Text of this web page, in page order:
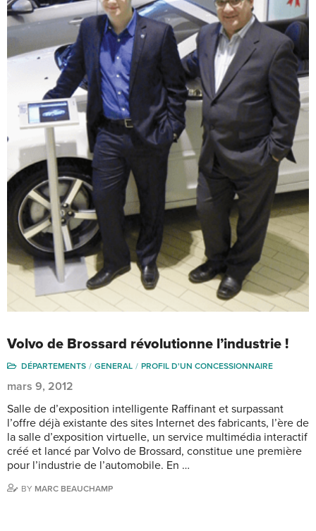
Volvo de Brossard révolutionne l’industrie !
DÉPARTEMENTS GENERAL PROFIL D'UN CONCESSIONNAIRE
mars 9, 2012
Salle de d’exposition intelligente Raffinant et surpassant
l’offre déjà existante des sites Internet des fabricants, l’ère de
la salle d’exposition virtuelle, un service multimédia interactif
créé et lancé par Volvo de Brossard, constitue une première
pour l’industrie de l’automobile. En …
BY MARC BEAUCHAMP